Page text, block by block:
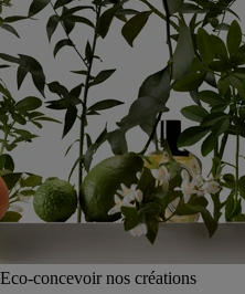
Eco-concevoir nos créations